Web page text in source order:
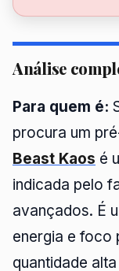
Análise
Para quem é:
procura um
Beast Kaos é
indicada pelo
avançados. É
energia e foco
quantidade